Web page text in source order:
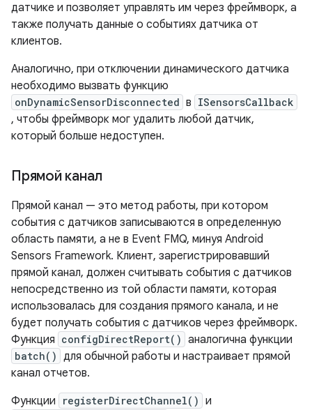
датчике и позволяет управлять им через фреймворк, а
также получать данные о событиях датчика от
клиентов.
Аналогично, при отключении динамического датчика
необходимо вызвать функцию
onDynamicSensorDisconnected в ISensorsCallback
, чтобы фреймворк мог удалить любой датчик,
который больше недоступен.
Прямой канал
Прямой канал — это метод работы, при котором
события с датчиков записываются в определенную
область памяти, а не в Event FMQ, минуя Android
Sensors Framework. Клиент, зарегистрировавший
прямой канал, должен считывать события с датчиков
непосредственно из той области памяти, которая
использовалась для создания прямого канала, и не
будет получать события с датчиков через фреймворк.
Функция configDirectReport() аналогична функции
batch() для обычной работы и настраивает прямой
канал отчетов.
Функции
registerDirectChannel() и